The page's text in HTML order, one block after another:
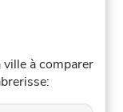
ville à comparer